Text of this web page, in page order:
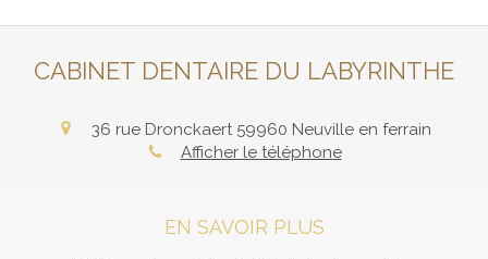
CABINET DENTAIRE DU LABYRINTHE
36 rue Dronckaert 59960 Neuville en ferrain
Afficher le téléphone
EN SAVOIR PLUS